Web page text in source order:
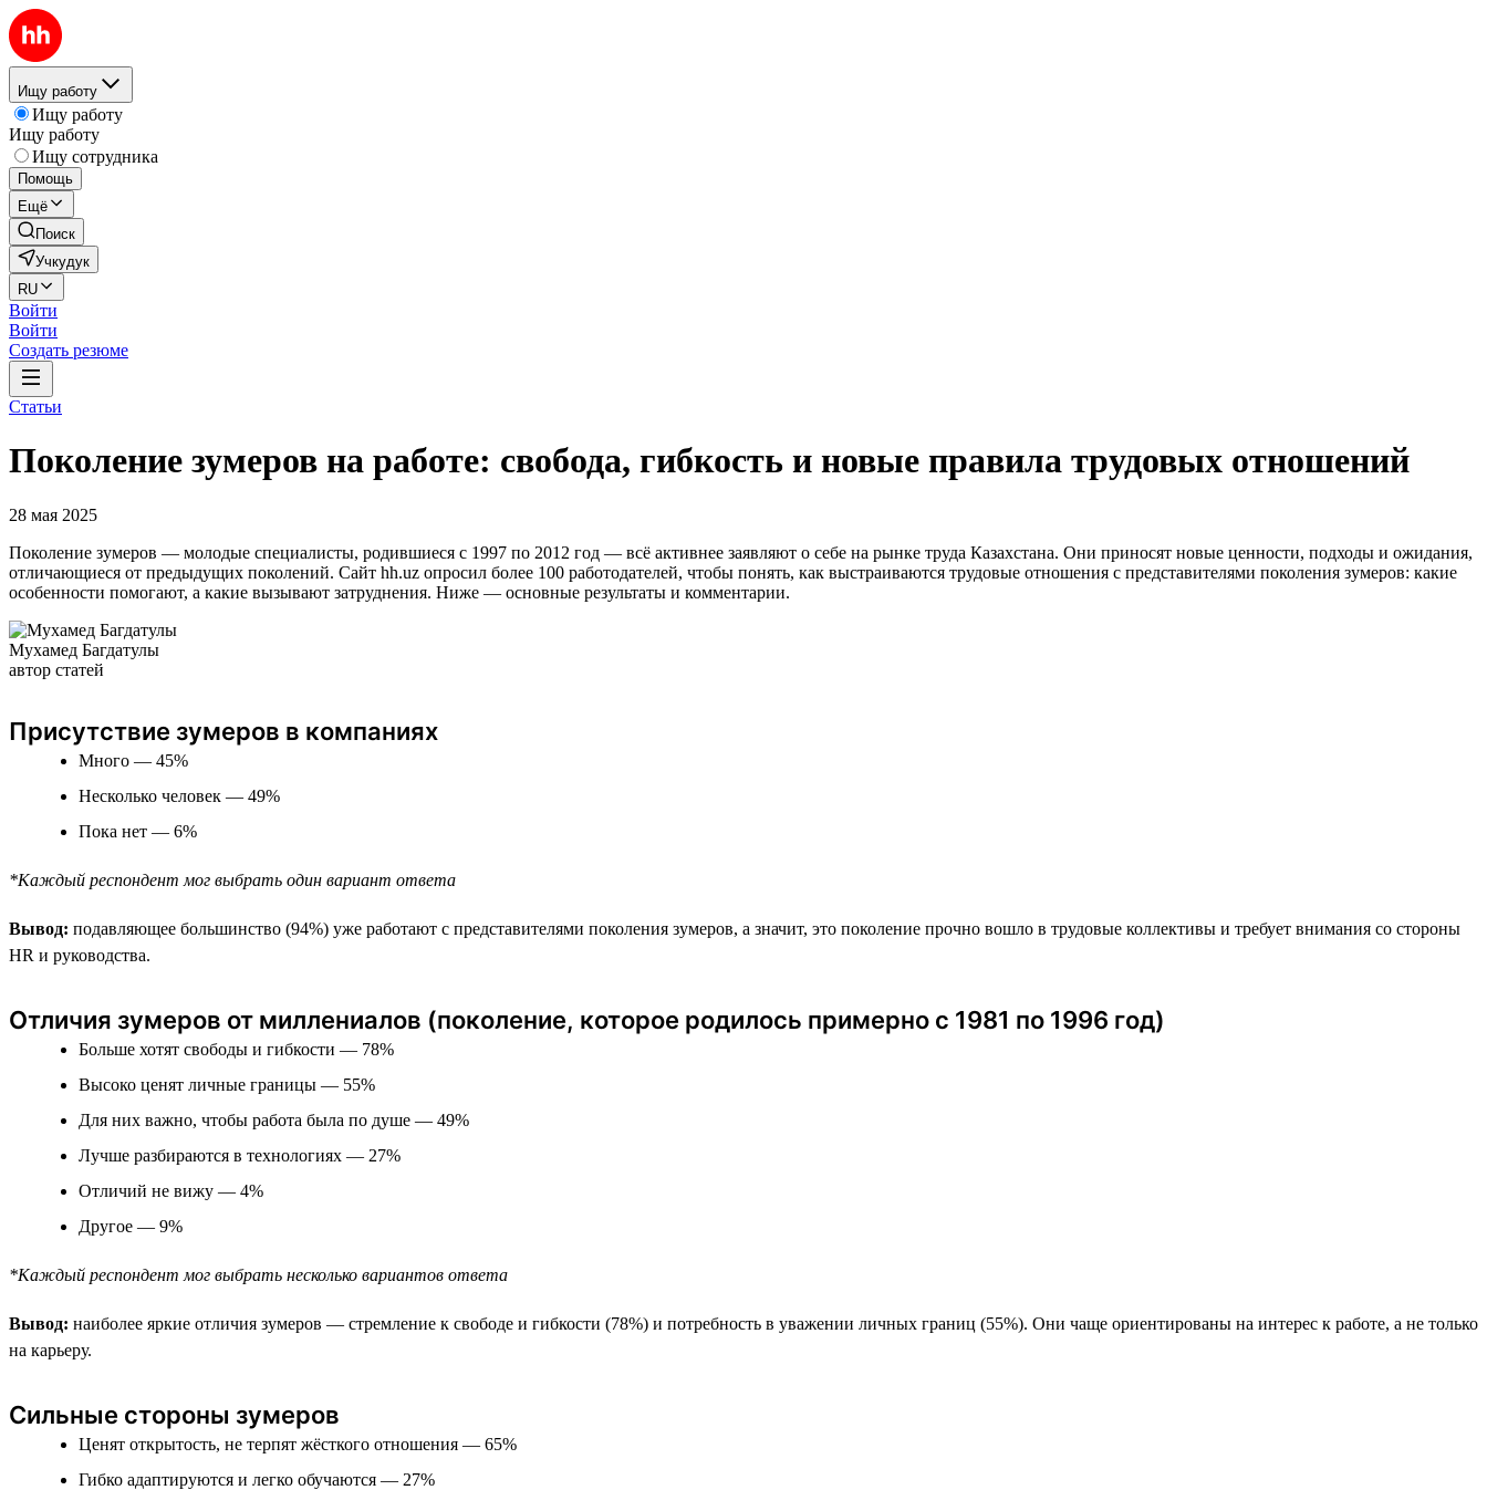
Ищу работу
Ищу работу
Ищу работу
Ищу сотрудника
Помощь
Ещё
Поиск
Учкудук
RU
Войти
Войти
Создать резюме
Статьи
Поколение зумеров на работе: свобода, гибкость и новые правила трудовых отношений
28 мая 2025
Поколение зумеров — молодые специалисты, родившиеся с 1997 по 2012 год — всё активнее заявляют о себе на рынке труда Казахстана. Они приносят новые ценности, подходы и ожидания,
отличающиеся от предыдущих поколений. Сайт hh.uz опросил более 100 работодателей, чтобы понять, как выстраиваются трудовые отношения с представителями поколения зумеров: какие
особенности помогают, а какие вызывают затруднения. Ниже — основные результаты и комментарии.
Мухамед Багдатулы
автор статей
Присутствие зумеров в компаниях
Много — 45%
Несколько человек — 49%
Пока нет — 6%
*Каждый респондент мог выбрать один вариант ответа
Вывод: подавляющее большинство (94%) уже работают с представителями поколения зумеров, а значит, это поколение прочно вошло в трудовые коллективы и требует внимания со стороны
HR и руководства.
Отличия зумеров от миллениалов (поколение, которое родилось примерно с 1981 по 1996 год)
Больше хотят свободы и гибкости — 78%
Высоко ценят личные границы — 55%
Для них важно, чтобы работа была по душе — 49%
Лучше разбираются в технологиях — 27%
Отличий не вижу — 4%
Другое — 9%
*Каждый респондент мог выбрать несколько вариантов ответа
Вывод: наиболее яркие отличия зумеров — стремление к свободе и гибкости (78%) и потребность в уважении личных границ (55%). Они чаще ориентированы на интерес к работе, а не только
на карьеру.
Сильные стороны зумеров
Ценят открытость, не терпят жёсткого отношения — 65%
Гибко адаптируются и легко обучаются — 27%